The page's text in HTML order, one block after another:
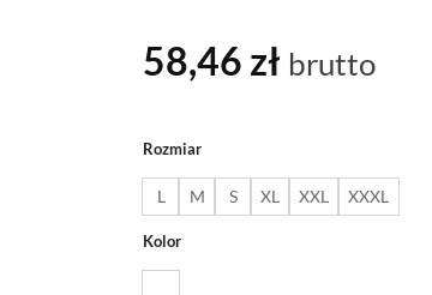
58,46 zł brutto
Rozmiar
L M S XL XXL XXXL
Kolor